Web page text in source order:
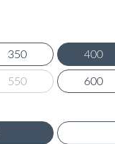
350 400
550 600